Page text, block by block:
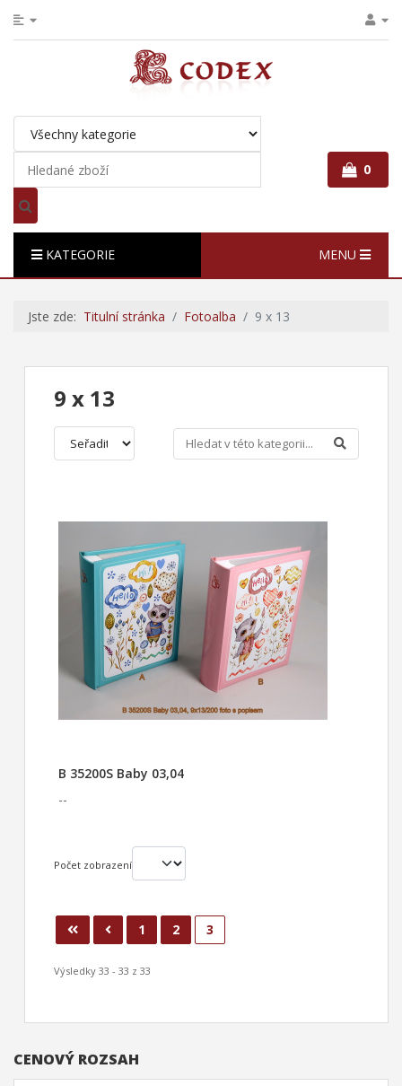
0
KATEGORIE MENU
Jste zde: Titulní stránka Fotoalba 9 x 13
CENOVÝ ROZSAH
9 x 13
B 35200S Baby 03,04
--
Počet zobrazení
1 2 3
Výsledky 33 - 33 z 33